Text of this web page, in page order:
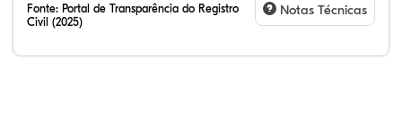
Fonte: Portal de Transparência do Registro
Civil (2025)
Notas Técnicas